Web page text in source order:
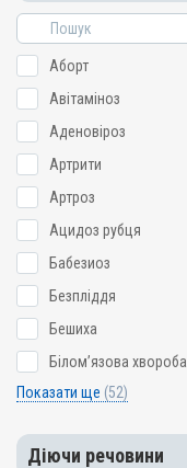
Аборт
Авітаміноз
Аденовіроз
Артрити
Артроз
Ацидоз рубця
Бабезиоз
Безпліддя
Бешиха
Білом’язова хвороба
Показати ще (52)
Діючи речовини